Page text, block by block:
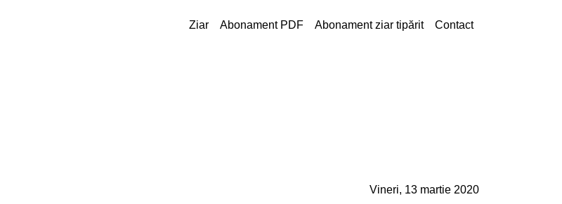
Ziar Abonament PDF Abonament ziar tipărit Contact
Vineri, 13 martie 2020